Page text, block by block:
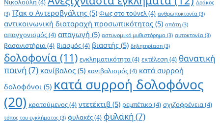
Νικολούλη (4)
Δράκος
(3) Τζακ ο Αντεροβγάλτης (5) Φως στο τούνελ(4) ανθρωποκτονία (3)
αντικοινωνική διαταραχή προσωπικότητας (5) απάτη (3)
απαγχονισμός(4) απαγωγή (5) αστυνομικό μυθιστόρημα (3) αυτοκτονία (3)
βασανιστήρια(4) βιασμός(4) βιαστής (5) δηλητηρίαση (3)
δολοφονία (11) εγκληματικότητα(4) εκτέλεση (4) θανατική
ποινή (7) κανίβαλος (5) κανιβαλισμός(4) κατά συρροή
δολοφόνοι (5) κατά συρροή δολοφόνος
(20) κρατούμενος(4) ντετέκτιβ (5) ρεμπέτικο (4) σχιζοφρένεια(4)
τόπος του εγκλήματος (3) φυλακές(4) φυλακή (7)